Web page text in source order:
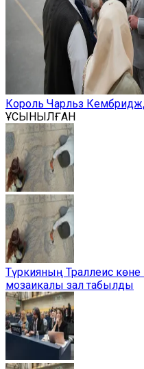
Король Чарльз
ҰСЫНЫЛҒАН
Түркияның Траллеис
мозаикалы зал табылды